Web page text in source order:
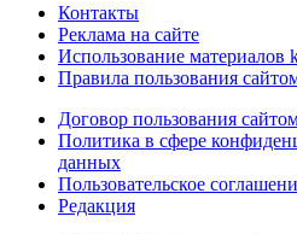
Контакты
Реклама на сайте
Использование материалов
Правила пользования
Договор пользования
Политика в сфере
данных
Пользовательское
Редакция